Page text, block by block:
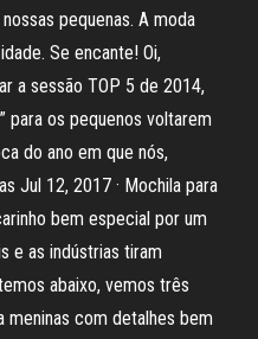
pequenas. A moda
Se encante! Oi,
a sessão TOP 5 de 2014,
para os pequenos voltarem
do ano em que nós,
Jul 12, 2017 · Mochila para
bem especial por um
e as indústrias tiram
abaixo, vemos três
meninas com detalhes bem